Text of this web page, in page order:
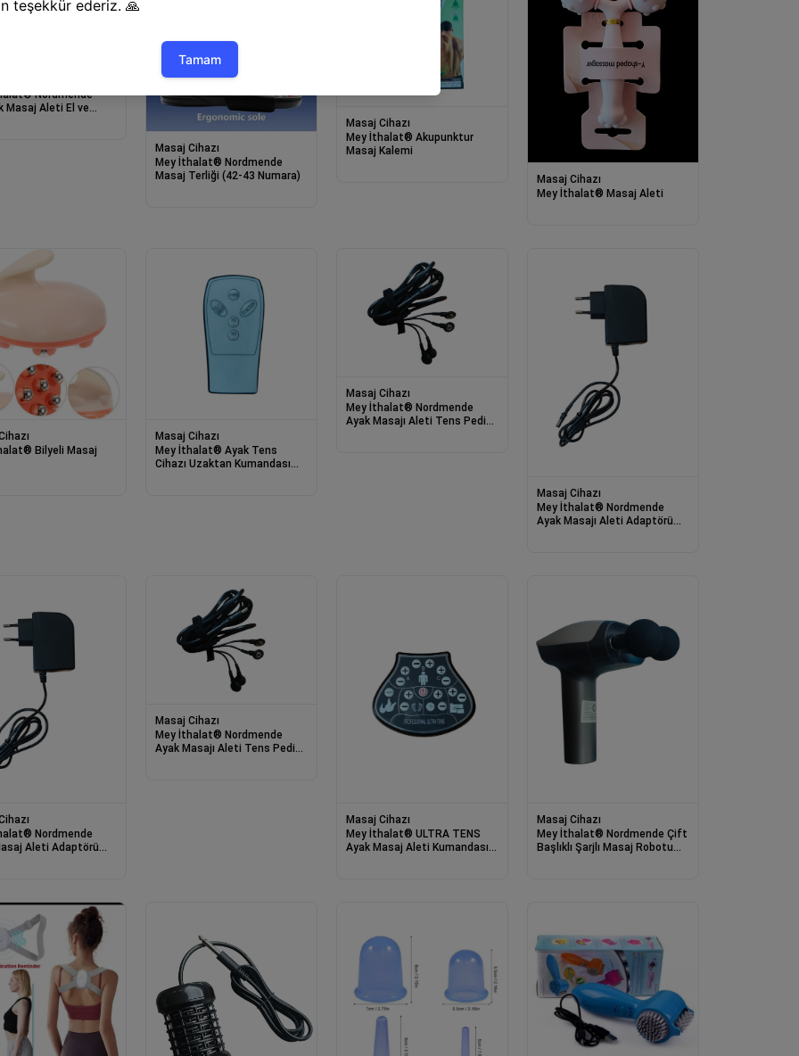
Nordmende
Masaj Aleti El ve
Masaj Cihazı
Mey İthalat® Nordmende
Masaj Terliği (42-43 Numara)
Masaj Cihazı
Mey İthalat® Akupunktur
Masaj Kalemi
Masaj Cihazı
Mey İthalat® Masaj Aleti
Bilyeli Masaj
Masaj Cihazı
Mey İthalat® Ayak Tens
Cihazı Uzaktan Kumandası
Masaj Cihazı
Mey İthalat® Nordmende
Ayak Masajı Aleti Tens Pedi
Masaj Cihazı
Mey İthalat® Nordmende
Ayak Masajı Aleti Adaptörü
Nordmende
Aleti Adaptörü
Masaj Cihazı
Mey İthalat® Nordmende
Ayak Masajı Aleti Tens Pedi
Masaj Cihazı
Mey İthalat® ULTRA TENS
Ayak Masaj Aleti Kumandası
Masaj Cihazı
Mey İthalat® Nordmende Çift
Başlıklı Şarjlı Masaj Robotu